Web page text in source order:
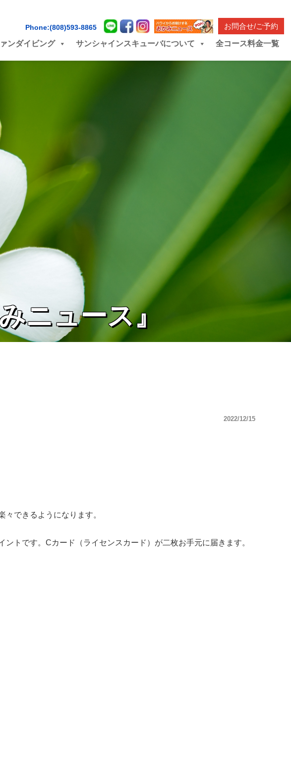
Phone:(808)593-8865 お問合せ/ご予約
ンダイビング サンシャインスキューバについて 全コース料金一覧
ニュース』
2022/12/15
できるようになります。
トです。Cカード（ライセンスカード）が二枚お手元に届きます。